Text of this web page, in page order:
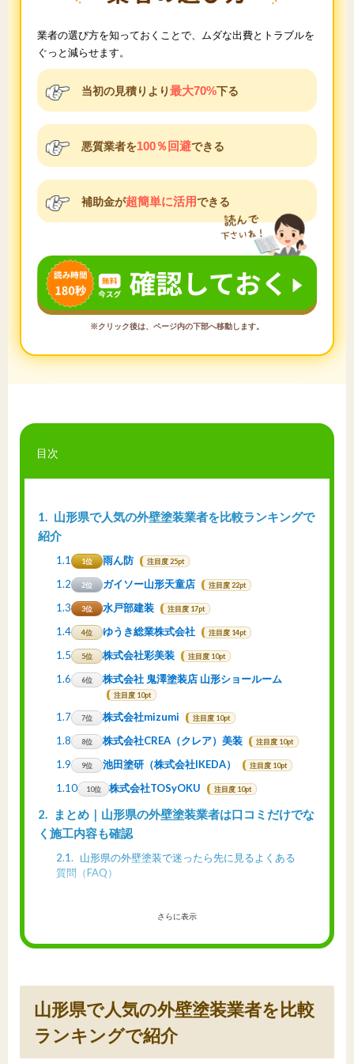
業者の選び方を知っておくことで、ムダな出費とトラブルを
ぐっと減らせます。
当初の見積りより最大70%下る
悪質業者を100％回避できる
補助金が超簡単に活用できる
※クリック後は、ページ内の下部へ移動します。
目次
1
山形県で人気の外壁塗装業者を比較ランキングで
紹介
1.1 1位 雨ん防 注目度 25pt
1.2 2位 ガイソー山形天童店 注目度 22pt
1.3 3位 水戸部建装 注目度 17pt
1.4 4位 ゆうき総業株式会社 注目度 14pt
1.5 5位 株式会社彩美装 注目度 10pt
1.6 6位 株式会社 鬼澤塗装店 山形ショールーム
注目度 10pt
1.7 7位 株式会社mizumi 注目度 10pt
1.8 8位 株式会社CREA（クレア）美装 注目度 10pt
1.9 9位 池田塗研（株式会社IKEDA） 注目度 10pt
1.10 10位 株式会社TOSyOKU 注目度 10pt
2
まとめ｜山形県の外壁塗装業者は口コミだけでな
く施工内容も確認
2.1
山形県の外壁塗装で迷ったら先に見るよくある
質問（FAQ）
さらに表示
山形県で人気の外壁塗装業者を比較
ランキングで紹介